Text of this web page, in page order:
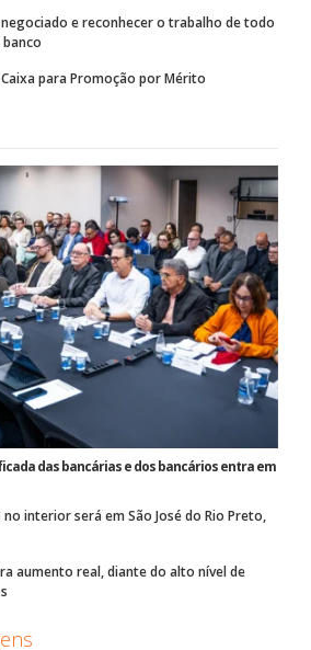
negociado e reconhecer o trabalho de todo
para Promoção por Mérito
das bancárias e dos bancários entra em
interior será em São José do Rio Preto,
aumento real, diante do alto nível de